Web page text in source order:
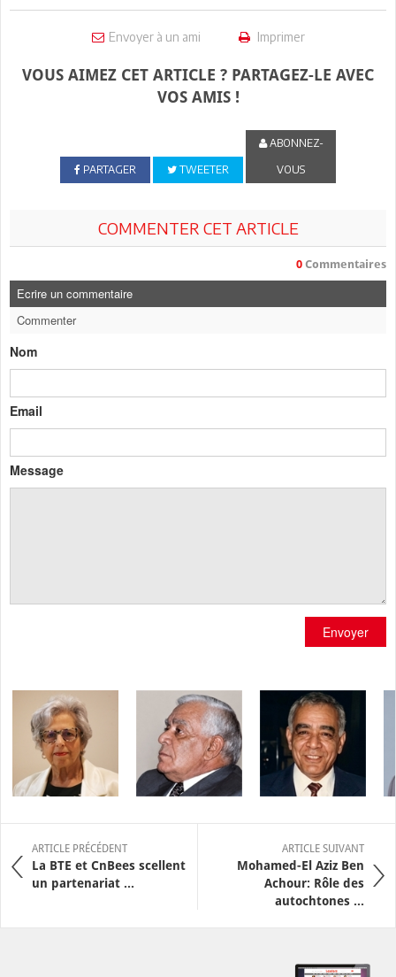
Envoyer à un ami Imprimer
VOUS AIMEZ CET ARTICLE ? PARTAGEZ-LE AVEC
VOS AMIS !
PARTAGER TWEETER
ABONNEZ-
VOUS
COMMENTER CET ARTICLE
0 Commentaires
Ecrire un commentaire
Commenter
Nom
Email
Message
Envoyer
ARTICLE PRÉCÉDENT
La BTE et CnBees scellent
un partenariat ...
ARTICLE SUIVANT
Mohamed-El Aziz Ben
Achour: Rôle des
autochtones ...